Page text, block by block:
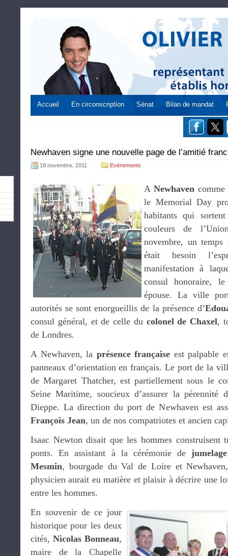
Accueil En circonscription Sénat Bilan de mandat
Newhaven signe une nouvelle page de l’amitié
18 novembre, 2011 Evénements
ANewhaven
le Memorial Day
habitants qui
couleurs de
novembre, un temps
était besoin
manifestation à
consul honoraire,
épouse. La ville
autorités se sont enorgueillis de la présence d’
consul général, et de celle du colonel de Chaxel,
de Londres.
A Newhaven, la présence française est palpable
panneaux d’orientation en français. Le port de la
de Margaret Thatcher, est partiellement sous le
Seine Maritime, soucieux d’assurer la
Dieppe. La direction du port de Newhaven est
François Jean, un de nos compatriotes et ancien
Isaac Newton disait que les hommes construisent
ponts. En assistant à la cérémonie de
Mesmin, bourgade du Val de Loire et
physicien aurait eu matière et plaisir à décrire une
entre les hommes.
En souvenir de ce jour
historique pour les deux
cités, Nicolas Bonneau,
maire de la Chapelle